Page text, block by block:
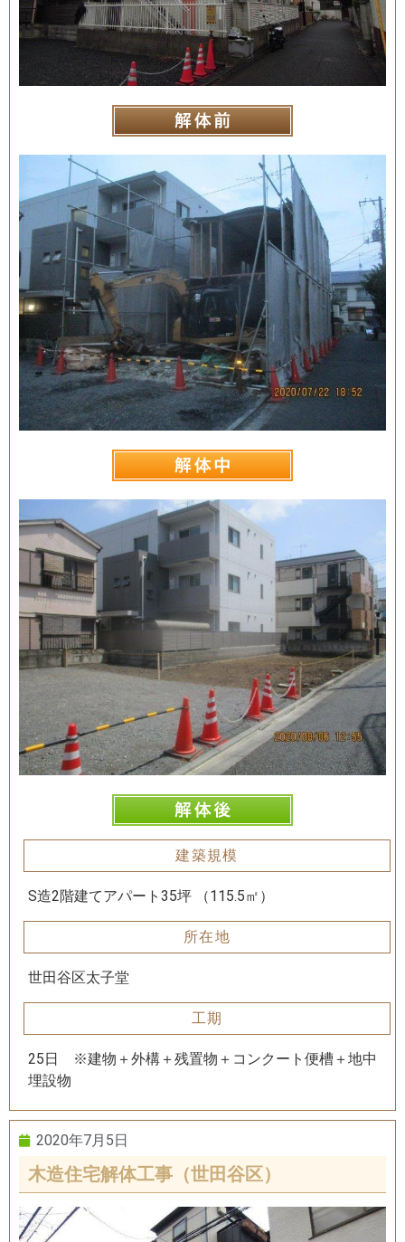
建築規模
S造2階建てアパート35坪 （115.5㎡）
所在地
世田谷区太子堂
工期
25日 ※建物＋外構＋残置物＋コンクート便槽＋地中
埋設物
2020年7月5日
木造住宅解体工事（世田谷区）